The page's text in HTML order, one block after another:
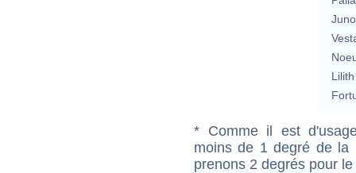
Lilith
* Comme il est
moins de 1 degré de la
prenons 2 degrés pour